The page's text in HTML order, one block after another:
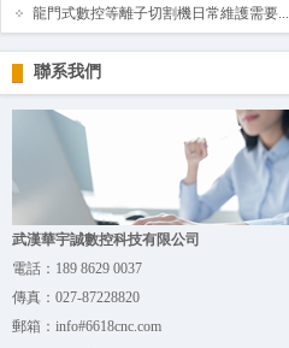
龍門式數控等離子切割機日常維護需要...
聯系我們
武漢華宇誠數控科技有限公司
電話： 189 8629 0037
傳真： 027-87228820
郵箱： info#6618cnc.com